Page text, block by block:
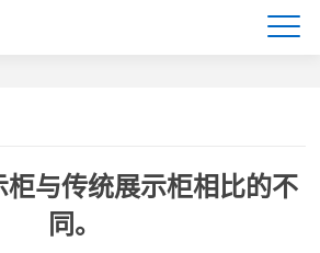
与传统展示柜相比的不
同。